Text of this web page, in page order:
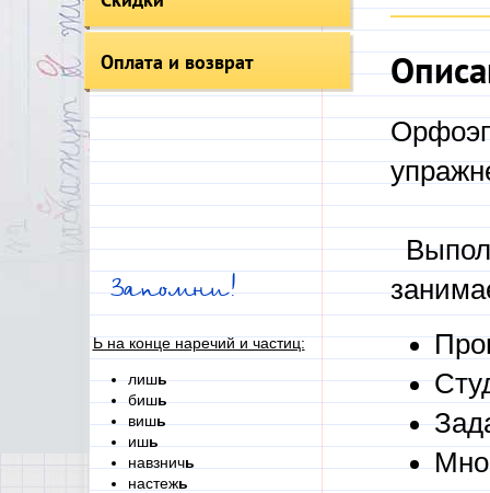
Оплата и возврат
Запомни!
Ь на конце наречий и частиц:
лишь
бишь
вишь
ишь
навзничь
настежь